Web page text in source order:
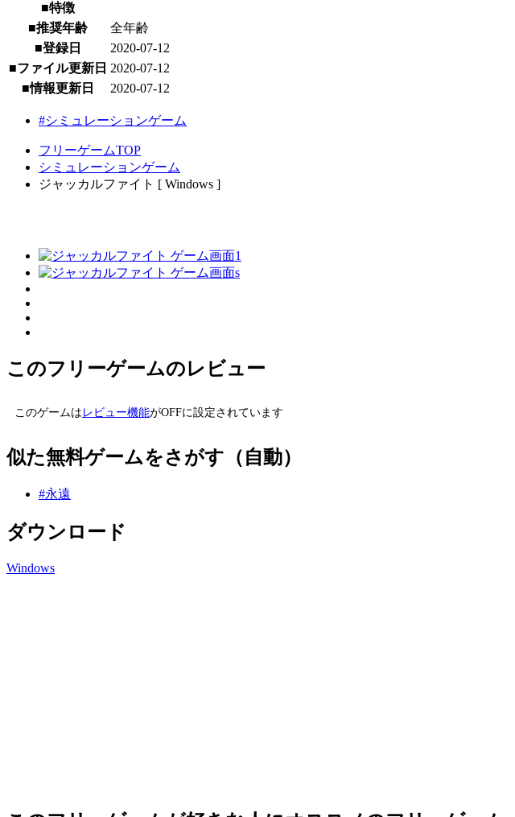
■特徴
■推奨年齢
全年齢
■登録日
2020-07-12
■ファイル更新日 2020-07-12
■情報更新日
2020-07-12
#シミュレーションゲーム
フリーゲームTOP
シミュレーションゲーム
ジャッカルファイト [ Windows ]
このフリーゲームのレビュー
このゲームは レビュー機能がOFFに設定されています
似た無料ゲームをさがす（自動）
#永遠
ダウンロード
Windows